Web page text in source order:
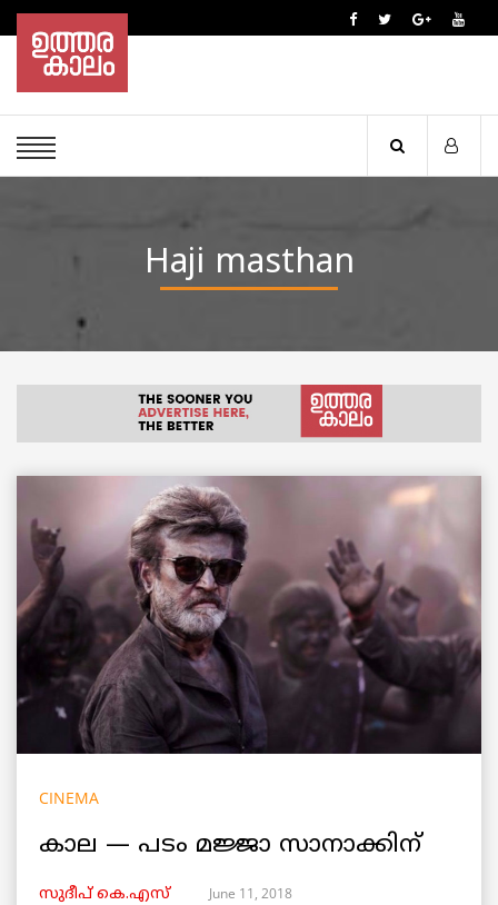
Haji masthan
CINEMA
കാല — പടം മജ്ജാ സാനാക്കിന്
സുദീപ് കെ.എസ് June 11, 2018